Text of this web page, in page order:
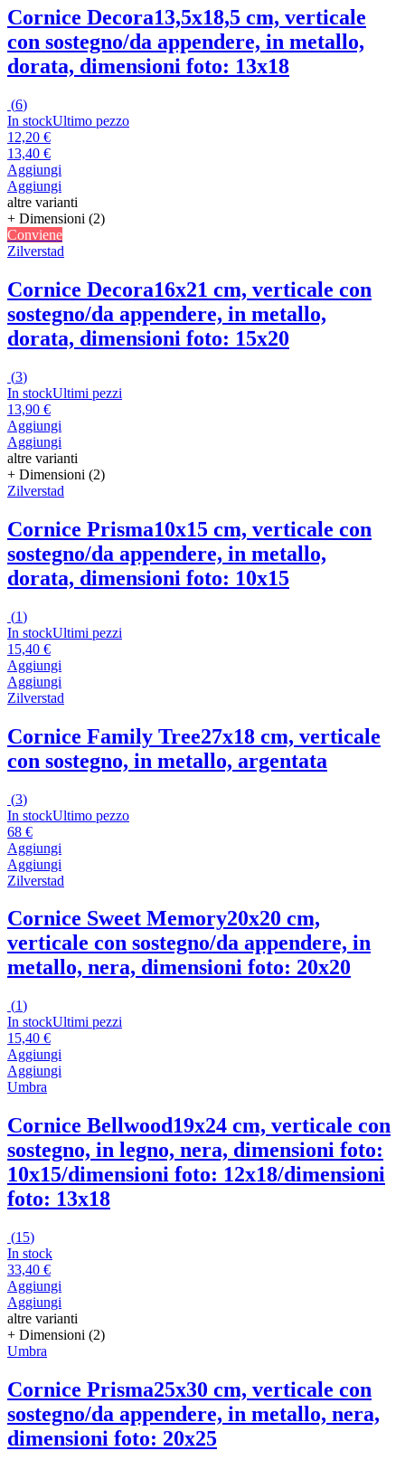
Cornice Decora13,5x18,5 cm, verticale
con sostegno/da appendere, in metallo,
dorata, dimensioni foto: 13x18
(6)
In stockUltimo pezzo
12,20 €
13,40 €
Aggiungi
Aggiungi
altre varianti
+ Dimensioni (2)
Conviene
Zilverstad
Cornice Decora16x21 cm, verticale con
sostegno/da appendere, in metallo,
dorata, dimensioni foto: 15x20
(3)
In stockUltimi pezzi
13,90 €
Aggiungi
Aggiungi
altre varianti
+ Dimensioni (2)
Zilverstad
Cornice Prisma10x15 cm, verticale con
sostegno/da appendere, in metallo,
dorata, dimensioni foto: 10x15
(1)
In stockUltimi pezzi
15,40 €
Aggiungi
Aggiungi
Zilverstad
Cornice Family Tree27x18 cm, verticale
con sostegno, in metallo, argentata
(3)
In stockUltimo pezzo
68 €
Aggiungi
Aggiungi
Zilverstad
Cornice Sweet Memory20x20 cm,
verticale con sostegno/da appendere, in
metallo, nera, dimensioni foto: 20x20
(1)
In stockUltimi pezzi
15,40 €
Aggiungi
Aggiungi
Umbra
Cornice Bellwood19x24 cm, verticale con
sostegno, in legno, nera, dimensioni foto:
10x15/dimensioni foto: 12x18/dimensioni
foto: 13x18
(15)
In stock
33,40 €
Aggiungi
Aggiungi
altre varianti
+ Dimensioni (2)
Umbra
Cornice Prisma25x30 cm, verticale con
sostegno/da appendere, in metallo, nera,
dimensioni foto: 20x25